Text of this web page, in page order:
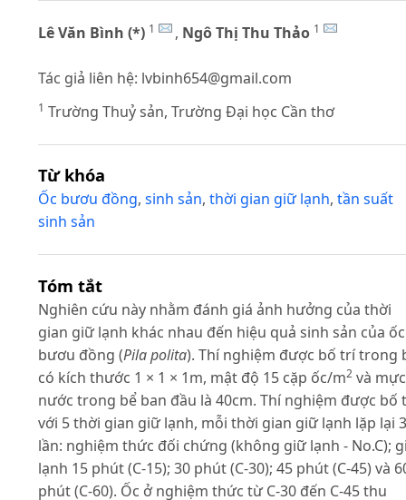
Lê Văn Bình (*) 1 , Ngô Thị Thu Thảo 1
Tác giả liên hệ: lvbinh654@gmail.com
1 Trường Thuỷ sản, Trường Đại học Cần thơ
Từ khóa
Ốc bươu đồng, sinh sản, thời gian giữ lạnh, tần suất
sinh sản
Tóm tắt
Nghiên cứu này nhằm đánh giá ảnh hưởng của thời
gian giữ lạnh khác nhau đến hiệu quả sinh sản của ốc
bươu đồng (Pila polita). Thí nghiệm được bố trí trong
có kích thước 1 × 1 × 1m, mật độ 15 cặp ốc/m2 và mực
nước trong bể ban đầu là 40cm. Thí nghiệm được bố
với 5 thời gian giữ lạnh, mỗi thời gian giữ lạnh lặp lại 3
lần: nghiệm thức đối chứng (không giữ lạnh - No.C);
lạnh 15 phút (C-15); 30 phút (C-30); 45 phút (C-45) và
phút (C-60). Ốc ở nghiệm thức từ C-30 đến C-45 thu